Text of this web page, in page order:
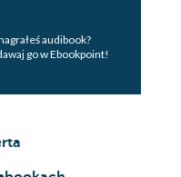
audibook?
go w Ebookpoint!